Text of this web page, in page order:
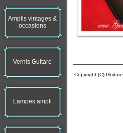
Amplis vintages &
occasions
Vernis Guitare
Lampes ampli
Copyright (C)